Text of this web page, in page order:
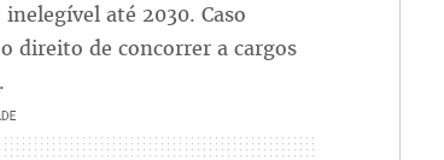
até 2030. Caso
direito de concorrer a cargos